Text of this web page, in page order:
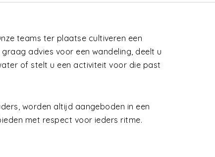
teams ter plaatse cultiveren een
advies voor een wandeling, deelt u
of stelt u een activiteit voor die past
worden altijd aangeboden in een
met respect voor ieders ritme.